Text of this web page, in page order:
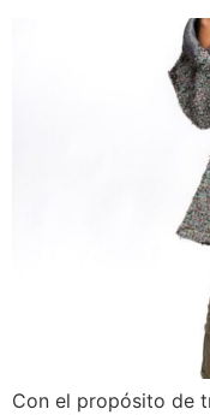
Con el propósito de